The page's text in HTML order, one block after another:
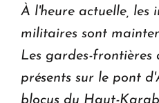
À l'heure actuelle, les
militaires sont
Les gardes-frontières
présents sur le pont